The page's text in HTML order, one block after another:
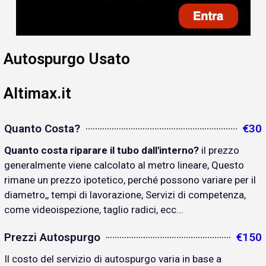
Autospurgo Usato
Altimax.it
Quanto Costa? €30
Quanto costa riparare il tubo dall'interno? il prezzo
generalmente viene calcolato al metro lineare, Questo
rimane un prezzo ipotetico, perché possono variare per il
diametro,, tempi di lavorazione, Servizi di competenza,
come videoispezione, taglio radici, ecc...
Prezzi Autospurgo €150
Il costo del servizio di autospurgo varia in base a